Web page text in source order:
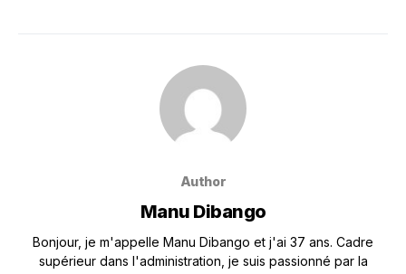
Author
Manu Dibango
Bonjour, je m'appelle Manu Dibango et j'ai 37 ans. Cadre
supérieur dans l'administration, je suis passionné par la